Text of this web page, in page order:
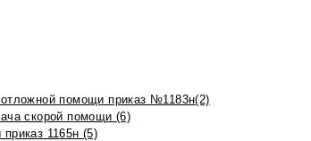
помощи приказ №1183н(2)
скорой помощи (6)
1165н (5)